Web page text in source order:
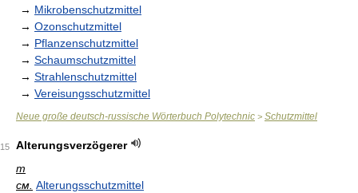
→ Mikrobenschutzmittel
→ Ozonschutzmittel
→ Pflanzenschutzmittel
→ Schaumschutzmittel
→ Strahlenschutzmittel
→ Vereisungsschutzmittel
Neue große deutsch-russische Wörterbuch Polytechnic > Schutzmittel
15
Alterungsverzögerer
m
см. Alterungsschutzmittel